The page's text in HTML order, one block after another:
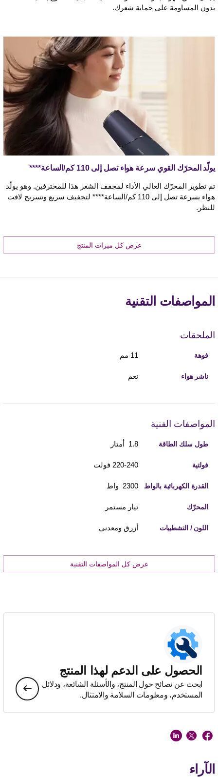
بدون المساومة على حماية شعرك.
يولّد المحرّك القوي سرعة هواء تصل إلى 110 كم/الساعة****
تم تطوير المحرّك العالي الأداء لمجفف الشعر هذا للمحترفين. وهو يولّد
هواء بسرعة تصل إلى 110 كم/الساعة**** لتجفيف سريع وتسريح لافت
للنظر.
عرض كل ميزات المنتج
المواصفات التقنية
الملحقات
فوهة 11 مم
ناشر هواء نعم
المواصفات الفنية
طول سلك الطاقة 1.8 أمتار
فولتية 220-240 فولت
القدرة الكهربائية بالواط 2300 واط
المحرّك تيار مستمر
اللون / التشطيبات أزرق ومعدني
عرض كل المواصفات التقنية
الحصول على الدعم لهذا المنتج
ابحث عن نصائح حول المنتج، والأسئلة الشائعة، ودلائل
المستخدم، ومعلومات السلامة والامتثال.
الآراء